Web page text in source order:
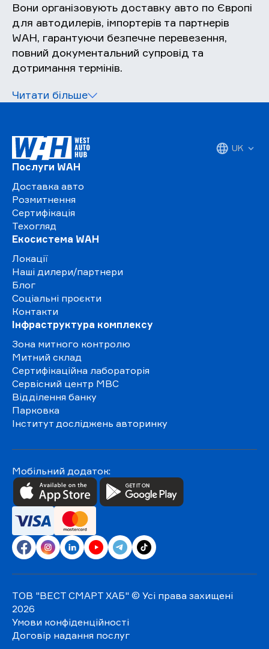
Вони організовують доставку авто по Європі
для автодилерів, імпортерів та партнерів
WAH, гарантуючи безпечне перевезення,
повний документальний супровід та
дотримання термінів.
Читати більше
UK
Послуги WAH
Доставка авто
Розмитнення
Сертифікація
Техогляд
Екосистема WAH
Локації
Наші дилери/партнери
Блог
Соціальні проєкти
Контакти
Інфраструктура комплексу
Зона митного контролю
Митний склад
Сертифікаційна лабораторія
Сервісний центр МВС
Відділення банку
Парковка
Інститут досліджень авторинку
Мобільний додаток:
ТОВ "ВЕСТ СМАРТ ХАБ" © Усі права захищені
2026
Умови конфіденційності
Договір надання послуг